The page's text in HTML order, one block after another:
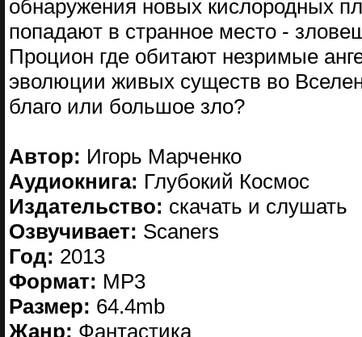
обнаружения новых кислородных
попадают в странное место -
Процион где обитают незримые
эволюции живых существ во
благо или большое зло?
Автор: Игорь Марченко
Аудиокнига: Глубокий Космос
Издательство: скачать и слушать
Озвучивает: Scaners
Год: 2013
Формат: MP3
Размер: 64.4mb
Жанр: Фантастика